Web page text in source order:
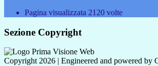
Pagina visualizzata 2120 volte
Sezione Copyright
Copyright 2026 | Engineered and powered by